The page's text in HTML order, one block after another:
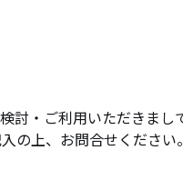
討・ご利用いただきまし
の上、お問合せくださ